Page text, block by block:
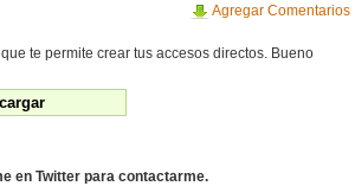
Agregar Comentarios
te permite crear tus accesos directos. Bueno
en Twitter para contactarme.